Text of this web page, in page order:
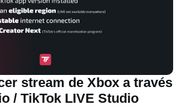
stream de Xbox a través
/ TikTok LIVE Studio